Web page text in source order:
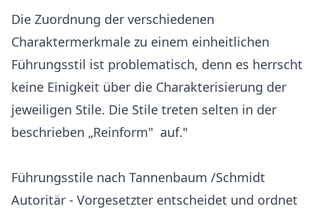
Die Zuordnung der verschiedenen
Charaktermerkmale zu einem einheitlichen
Führungsstil ist problematisch, denn es herrscht
keine Einigkeit über die Charakterisierung der
jeweiligen Stile. Die Stile treten selten in der
beschrieben „Reinform" auf."
Führungsstile nach Tannenbaum /Schmidt
Autoritär - Vorgesetzter entscheidet und ordnet